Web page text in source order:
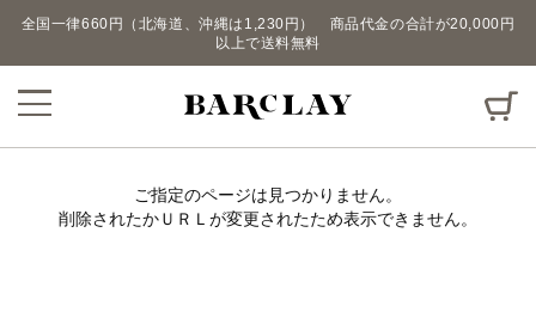
全国一律660円（北海道、沖縄は1,230円） 商品代金の合計が20,000円
以上で送料無料
ご指定のページは見つかりません。
削除されたかＵＲＬが変更されたため表示できません。